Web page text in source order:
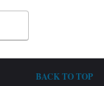
BACK TO TOP